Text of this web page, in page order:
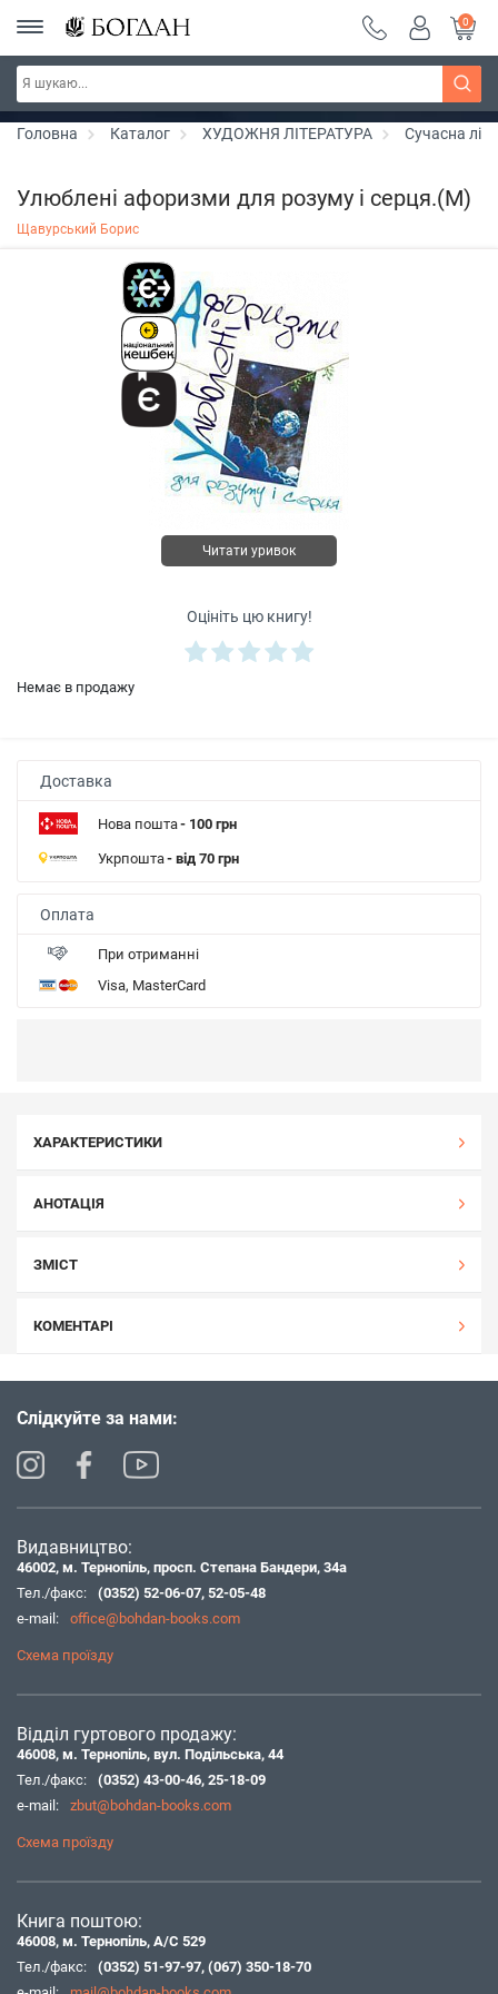
РОЗПРОДАЖ ~ 150 грн ~ 200 грн ~ 250 грн ~
300 грн ~ РОЗПРОДАЖ
Дізнатись більше
0
Головна Каталог ХУДОЖНЯ ЛІТЕРАТУРА Сучасна
Улюблені афоризми для розуму і серця.(М)
Щавурський Борис
Читати уривок
Оцініть цю книгу!
Немає в продажу
Доставка
Нова пошта- 100 грн
Укрпошта- від 70 грн
Оплата
При отриманні
Visa, MasterCard
ХАРАКТЕРИСТИКИ
АНОТАЦІЯ
ЗМІСТ
КОМЕНТАРІ
Слідкуйте за нами:
Видавництво:
46002, м. Тернопіль, просп. Степана Бандери, 34а
Тел./факс:
(0352) 52-06-07, 52-05-48
e-mail:
office@bohdan-books.com
Схема проїзду
Відділ гуртового продажу:
46008, м. Тернопіль, вул. Подільська, 44
Тел./факс:
(0352) 43-00-46, 25-18-09
e-mail:
zbut@bohdan-books.com
Схема проїзду
Книга поштою:
46008, м. Тернопіль, А/С 529
Тел./факс:
(0352) 51-97-97, (067) 350-18-70